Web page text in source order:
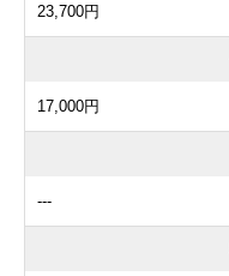
23,700円
17,000円
---